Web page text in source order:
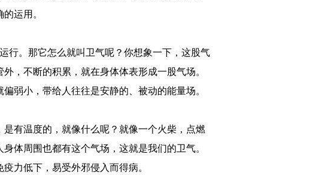
运用。
行。那它怎么就叫卫气呢？你想象一下，这股气
，不断的积累，就在身体体表形成一股气场。
弱小，带给人往往是安静的、被动的能量场。
有温度的，就像什么呢？就像一个火柴，点燃
体周围也都有这个气场，这就是我们的卫气。
力低下，易受外邪侵入而得病。